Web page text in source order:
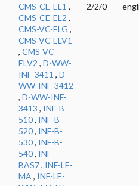
CMS-CE-EL1 ,
CMS-CE-EL2 ,
CMS-VC-ELG ,
CMS-VC-ELV1
, CMS-VC-
ELV2 , D-WW-
INF-3411 , D-
WW-INF-3412
, D-WW-INF-
3413 , INF-B-
510, INF-B-
520, INF-B-
530, INF-B-
540, INF-
BAS7, INF-LE-
MA , INF-LE-
2/2/0